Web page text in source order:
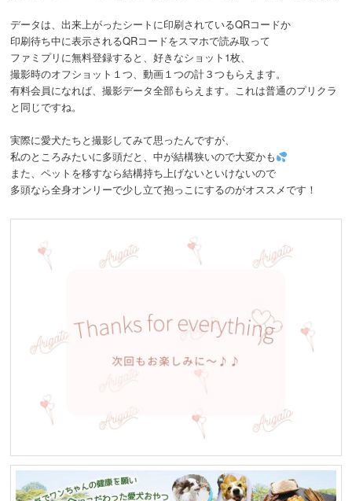
データは、出来上がったシートに印刷されているQRコードか
印刷待ち中に表示されるQRコードをスマホで読み取って
ファミプリに無料登録すると、好きなショット1枚、
撮影時のオフショット１つ、動画１つの計３つもらえます。
有料会員になれば、撮影データ全部もらえます。これは普通のプリクラ
と同じですね。
実際に愛犬たちと撮影してみて思ったんですが、
私のところみたいに多頭だと、中が結構狭いので大変かも
また、ペットを移すなら結構持ち上げないといけないので
多頭なら全身オンリーで少し立て抱っこにするのがオススメです！